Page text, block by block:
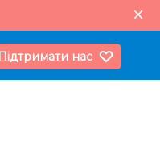
Підтримати нас